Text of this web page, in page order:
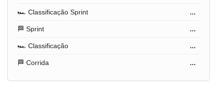
🏎️ Classificação Sprint ...
🏁 Sprint ...
🏎️ Classificação ...
🏁 Corrida ...